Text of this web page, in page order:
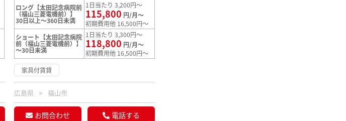
ロング【太田記念病院前
（福山三菱電機前）】
30日以上～360日未満
1日当たり 3,200円～
115,800 円/月～
初期費用他 16,500円～
ショート【太田記念病院
前（福山三菱電機前）】
～30日未満
1日当たり 3,300円～
118,800 円/月～
初期費用他 16,500円～
家具付賃貸
広島県 福山市
お問合わせ 電話する